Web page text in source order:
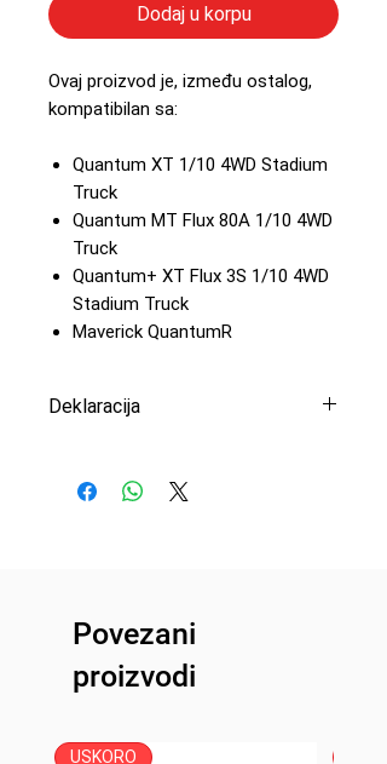
Dodaj u korpu
Ovaj proizvod je, između ostalog,
kompatibilan sa:
Quantum XT 1/10 4WD Stadium
Truck
Quantum MT Flux 80A 1/10 4WD
Truck
Quantum+ XT Flux 3S 1/10 4WD
Stadium Truck
Maverick QuantumR
Deklaracija
d.o.o
Povezani
proizvodi
USKORO